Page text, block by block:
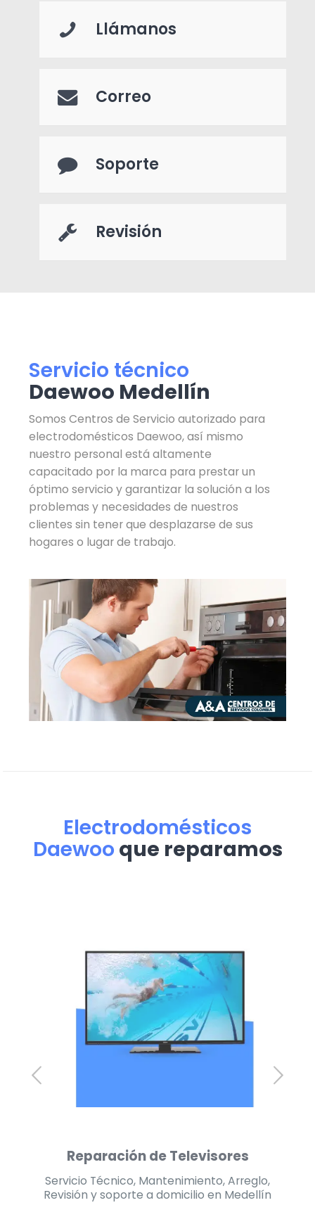
Llámanos
Correo
Soporte
Revisión
Servicio técnico
Daewoo Medellín
Somos Centros de Servicio autorizado para
electrodomésticos Daewoo, así mismo
nuestro personal está altamente
capacitado por la marca para prestar un
óptimo servicio y garantizar la solución a los
problemas y necesidades de nuestros
clientes sin tener que desplazarse de sus
hogares o lugar de trabajo.
Electrodomésticos
Daewoo que reparamos
Reparación de Neveras
Servicio Técnico, Mantenimiento, Arreglo,
Revisión y soporte a domicilio en Medellín